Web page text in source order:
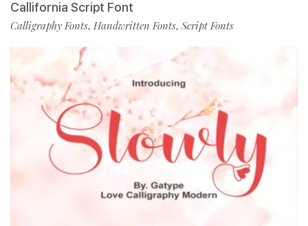
Callifornia Script Font
Calligraphy Fonts, Handwritten Fonts, Script Fonts